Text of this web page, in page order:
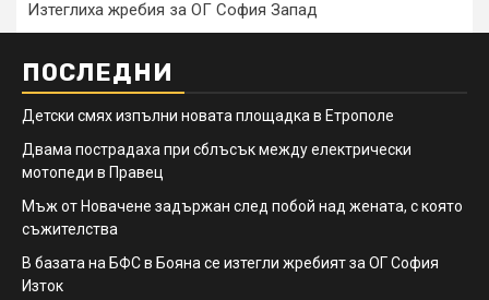
Изтеглиха жребия за ОГ София Запад
ПОСЛЕДНИ
Детски смях изпълни новата площадка в Етрополе
Двама пострадаха при сблъсък между електрически
мотопеди в Правец
Мъж от Новачене задържан след побой над жената, с която
съжителства
В базата на БФС в Бояна се изтегли жребият за ОГ София
Изток